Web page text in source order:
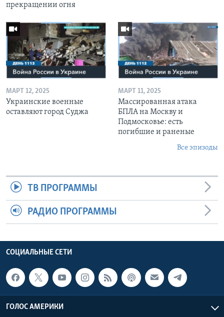
прекращении огня
МАРТ 12, 2025
Украинские военные
оставляют город Суджа
МАРТ 11, 2025
Массированная атака
БПЛА на Москву и
Подмосковье: есть
погибшие и раненые
Все эпизоды
ТВ ПРОГРАММЫ
РАДИО ПРОГРАММЫ
СОЦИАЛЬНЫЕ СЕТИ
ГОЛОС АМЕРИКИ